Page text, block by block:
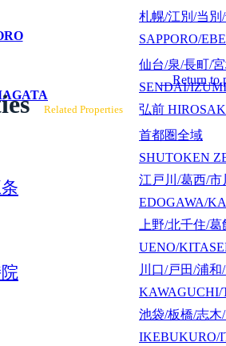
札幌/江別/当別
SAPPORO/
仙台/泉/長町/
SENDAI/
弘前
首都圏全域
SHUTOKEN
江戸川/葛西/市
EDOGAWA/
上野/北千住/
UENO/
川口/戸田/浦和
KAWAGUCHI/
池袋/板橋/志木
IKEBUKURO/
Return to
Related Properties